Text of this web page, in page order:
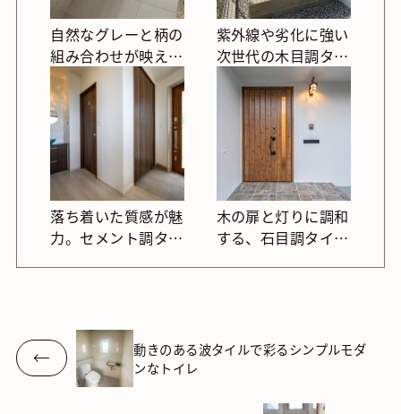
自然なグレーと柄の
組み合わせが映える
シンプル空間
紫外線や劣化に強い
次世代の木目調タイ
ルデッキ
落ち着いた質感が魅
力。セメント調タイ
木の扉と灯りに調和
する、石目調タイル
動きのある波タイルで彩るシンプルモダ
ンなトイレ